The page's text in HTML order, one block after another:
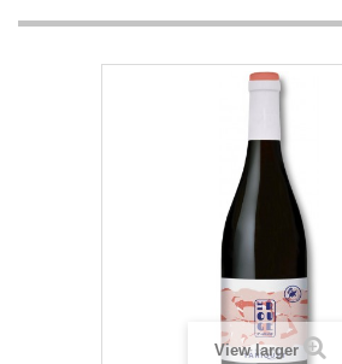
View larger